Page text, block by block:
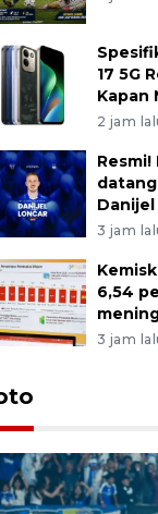
17 5G
Kapan
2 jam
3 jam
6,54
3 jam